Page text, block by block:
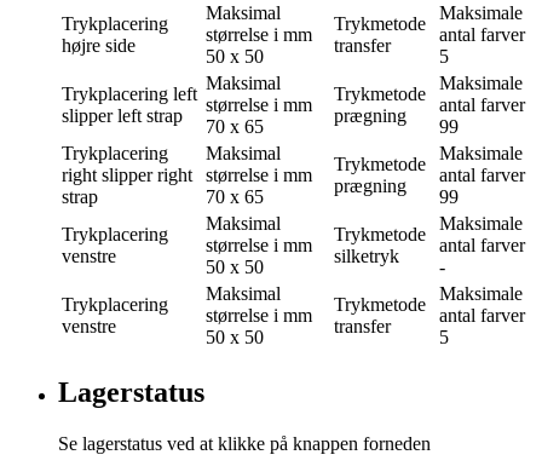
Trykplacering
højre side
Maksimal
størrelse i mm
50 x 50
Trykmetode
transfer
Maksimale
antal farver
5
Trykplacering left
slipper left strap
Maksimal
størrelse i mm
70 x 65
Trykmetode
prægning
Maksimale
antal farver
99
Trykplacering
right slipper right
strap
Maksimal
størrelse i mm
70 x 65
Trykmetode
prægning
Maksimale
antal farver
99
Trykplacering
venstre
Maksimal
størrelse i mm
50 x 50
Trykmetode
silketryk
Maksimale
antal farver
-
Trykplacering
venstre
Maksimal
størrelse i mm
50 x 50
Trykmetode
transfer
Maksimale
antal farver
5
Lagerstatus
Se lagerstatus ved at klikke på knappen forneden